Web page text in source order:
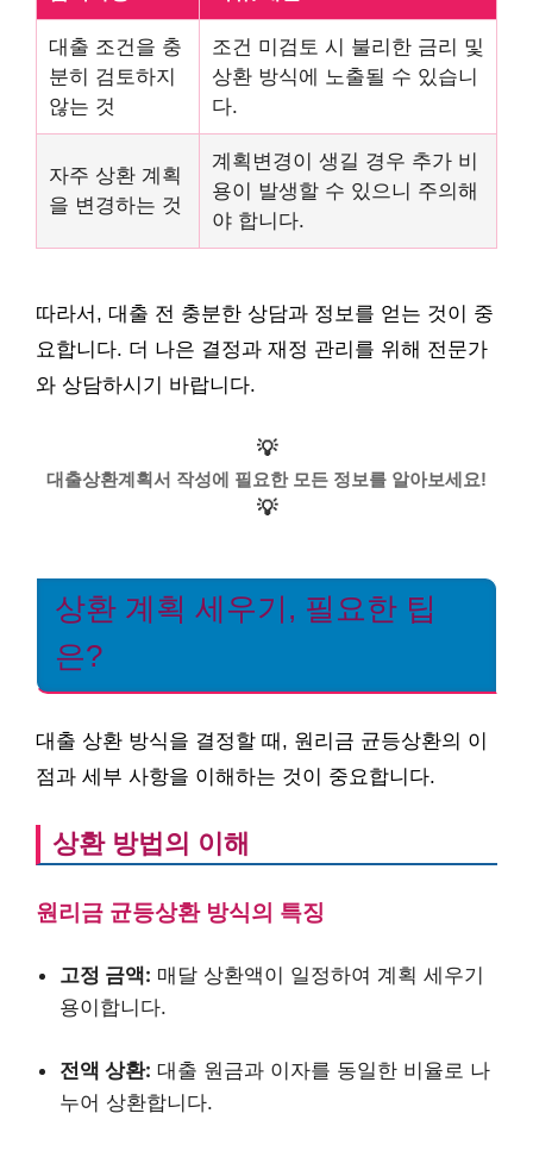
대출 조건을 충
분히 검토하지
않는 것
조건 미검토 시 불리한 금리 및
상환 방식에 노출될 수 있습니
다.
자주 상환 계획
을 변경하는 것
계획변경이 생길 경우 추가 비
용이 발생할 수 있으니 주의해
야 합니다.
따라서, 대출 전 충분한 상담과 정보를 얻는 것이 중
요합니다. 더 나은 결정과 재정 관리를 위해 전문가
와 상담하시기 바랍니다.
💡
대출상환계획서 작성에 필요한 모든 정보를 알아보세요!
💡
상환 계획 세우기, 필요한 팁
은?
대출 상환 방식을 결정할 때, 원리금 균등상환의 이
점과 세부 사항을 이해하는 것이 중요합니다.
상환 방법의 이해
원리금 균등상환 방식의 특징
고정 금액: 매달 상환액이 일정하여 계획 세우기
용이합니다.
전액 상환: 대출 원금과 이자를 동일한 비율로 나
누어 상환합니다.